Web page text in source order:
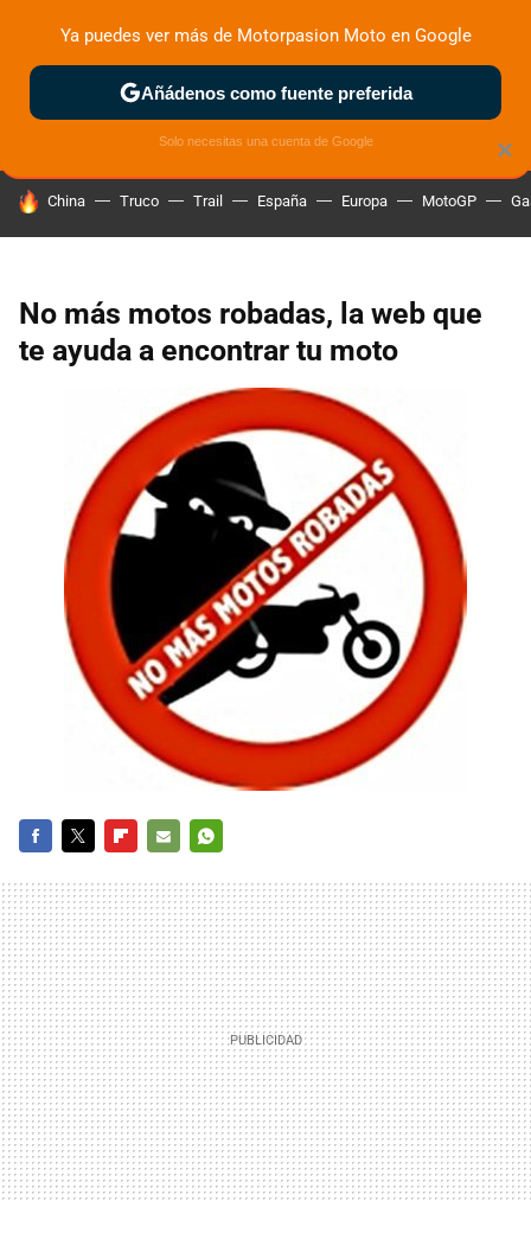
ZONA DE PRUEBAS DEPORTIVAS MOTOS ELÉCTRICAS
HOY SE HABLA DE
China Truco Trail España Europa MotoGP
No más motos robadas, la web que
te ayuda a encontrar tu moto
MAIL
×
Ya puedes ver más de Motorpasion Moto en Google
Añádenos como fuente preferida
Solo necesitas una cuenta de Google